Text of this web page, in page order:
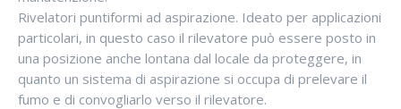
Rivelatori puntiformi ad aspirazione. Ideato per applicazioni
particolari, in questo caso il rilevatore può essere posto in
una posizione anche lontana dal locale da proteggere, in
quanto un sistema di aspirazione si occupa di prelevare il
fumo e di convogliarlo verso il rilevatore.